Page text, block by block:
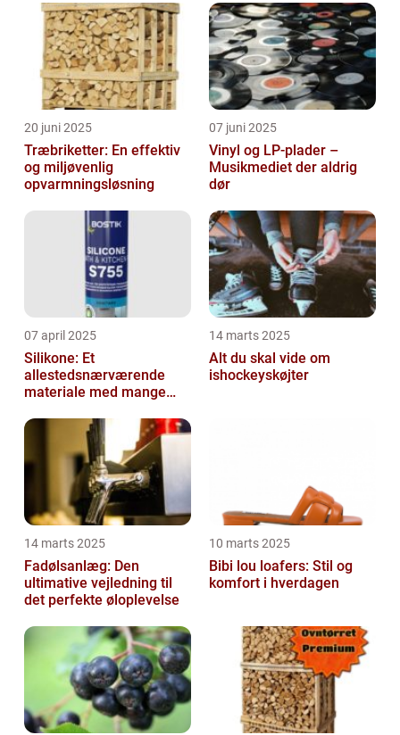
20 juni 2025
Træbriketter: En effektiv
og miljøvenlig
opvarmningsløsning
07 juni 2025
Vinyl og LP-plader –
Musikmediet der aldrig
dør
07 april 2025
Silikone: Et
allestedsnærværende
materiale med mange
14 marts 2025
Alt du skal vide om
ishockeyskøjter
14 marts 2025
Fadølsanlæg: Den
ultimative vejledning til
det perfekte øloplevelse
10 marts 2025
Bibi lou loafers: Stil og
komfort i hverdagen